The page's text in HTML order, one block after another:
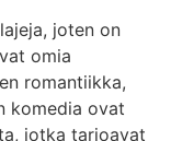
joten on
omia
romantiikka,
komedia ovat
jotka tarjoavat